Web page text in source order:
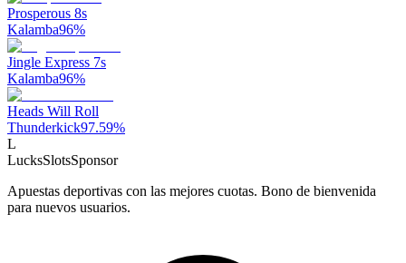
Prosperous 8s
Kalamba96%
Jingle Express 7s
Kalamba96%
Heads Will Roll
Thunderkick97.59%
L
LucksSlotsSponsor
Apuestas deportivas con las mejores cuotas. Bono de bienvenida
para nuevos usuarios.